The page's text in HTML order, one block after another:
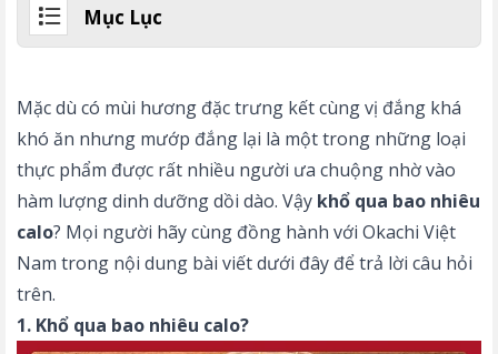
Mục Lục
Mặc dù có mùi hương đặc trưng kết cùng vị đắng khá
khó ăn nhưng mướp đắng lại là một trong những loại
thực phẩm được rất nhiều người ưa chuộng nhờ vào
hàm lượng dinh dưỡng dồi dào. Vậy khổ qua bao nhiêu
calo? Mọi người hãy cùng đồng hành với Okachi Việt
Nam trong nội dung bài viết dưới đây để trả lời câu hỏi
trên.
1. Khổ qua bao nhiêu calo?